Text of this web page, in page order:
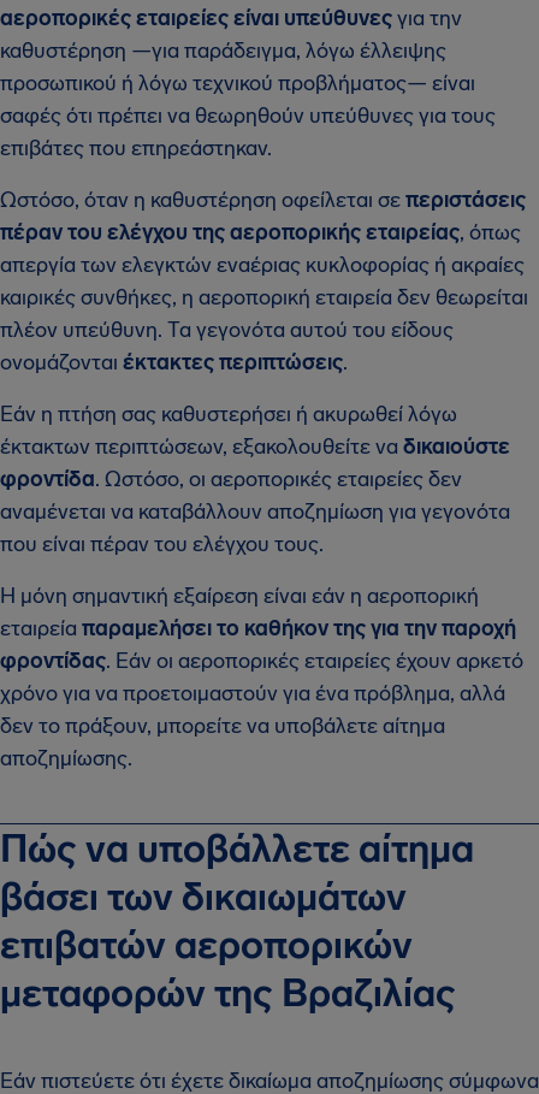
αεροπορικές εταιρείες είναι υπεύθυνεςγια την
καθυστέρηση —για παράδειγμα, λόγω έλλειψης
προσωπικού ή λόγω τεχνικού προβλήματος— είναι
σαφές ότι πρέπει να θεωρηθούν υπεύθυνες για τους
επιβάτες που επηρεάστηκαν.
Ωστόσο, όταν η καθυστέρηση οφείλεται σεπεριστάσεις
πέραν του ελέγχου της αεροπορικής εταιρείας, όπως
απεργία των ελεγκτών εναέριας κυκλοφορίας ή ακραίες
καιρικές συνθήκες, η αεροπορική εταιρεία δεν θεωρείται
πλέον υπεύθυνη. Τα γεγονότα αυτού του είδους
ονομάζονται έκτακτες περιπτώσεις.
Εάν η πτήση σας καθυστερήσει ή ακυρωθεί λόγω
έκτακτων περιπτώσεων, εξακολουθείτε να δικαιούστε
φροντίδα. Ωστόσο, οι αεροπορικές εταιρείες δεν
αναμένεται να καταβάλλουν αποζημίωση για γεγονότα
που είναι πέραν του ελέγχου τους.
Η μόνη σημαντική εξαίρεση είναι εάν η αεροπορική
εταιρεία παραμελήσει το καθήκον της για την παροχή
φροντίδας. Εάν οι αεροπορικές εταιρείες έχουν αρκετό
χρόνο για να προετοιμαστούν για ένα πρόβλημα, αλλά
δεν το πράξουν, μπορείτε να υποβάλετε αίτημα
αποζημίωσης.
Πώς να υποβάλλετε αίτημα
βάσει των δικαιωμάτων
επιβατών αεροπορικών
μεταφορών της Βραζιλίας
Εάν πιστεύετε ότι έχετε δικαίωμα αποζημίωσης σύμφωνα